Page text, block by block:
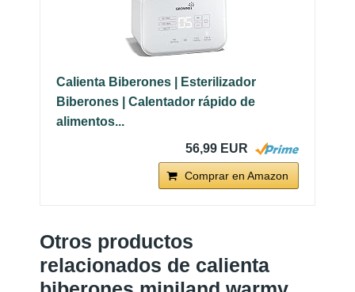
Calienta Biberones | Esterilizador
Biberones | Calentador rápido de
alimentos...
56,99 EUR
Comprar en Amazon
Otros productos
relacionados de calienta